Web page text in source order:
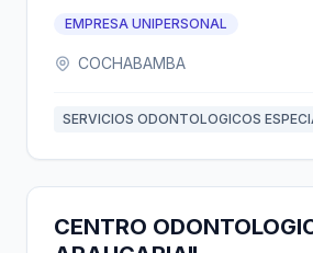
EMPRESA UNIPERSONAL
COCHABAMBA
SERVICIOS ODONTOLOGICOS
CENTRO